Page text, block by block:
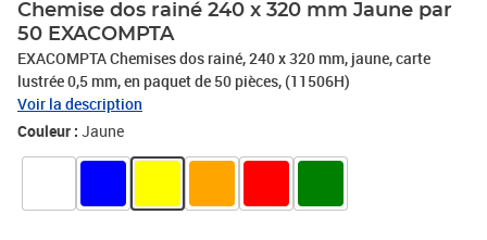
Chemise dos rainé 240 x 320 mm Jaune par
50 EXACOMPTA
EXACOMPTA Chemises dos rainé, 240 x 320 mm, jaune, carte
lustrée 0,5 mm, en paquet de 50 pièces, (11506H)
Voir la description
Couleur : Jaune